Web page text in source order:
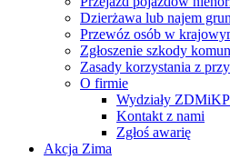
Dzierżawa lub najem
Przewóz osób w
Zgłoszenie szkody
Zasady korzystania z
O firmie
Wydziały ZDMiKP
Kontakt z nami
Zgłoś awarię
Akcja Zima